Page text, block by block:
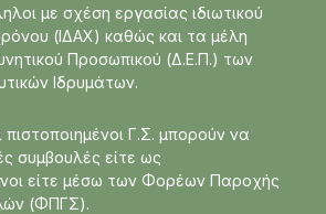
με σχέση εργασίας ιδιωτικού
(ΙΔΑΧ) καθώς και τα μέλη
Προσωπικού (Δ.Ε.Π.) των
Ιδρυμάτων.
πιστοποιημένοι Γ.Σ. μπορούν να
συμβουλές είτε ως
είτε μέσω των Φορέων Παροχής
(ΦΠΓΣ).